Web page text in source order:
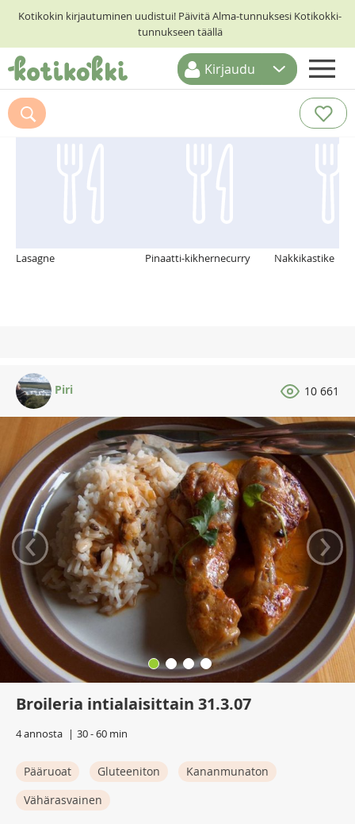
Kotikokin kirjautuminen uudistui! Päivitä Alma-tunnuksesi Kotikokki-
tunnukseen täällä
ETUSIVU
RESEPTIHAKU
Kirjaudu
Suosittelemme myös
Lasagne Pinaatti-kikhernecurry Nakkikastike
Piri 10 661
‹ ›
Broileria intialaisittain 31.3.07
4 annosta 30 - 60 min
Pääruoat Gluteeniton
Kananmunaton
Vähärasvainen